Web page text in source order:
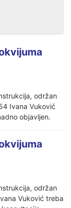
održan
Ivana Vuković
objavljen.
održan
Vuković treba